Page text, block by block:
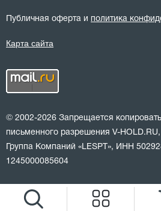
Публичная оферта и политика
Карта сайта
© 2002-2026 Запрещается
письменного разрешения V-HOLD.RU,
Группа Компаний «LESPT», ИНН
1245000085604